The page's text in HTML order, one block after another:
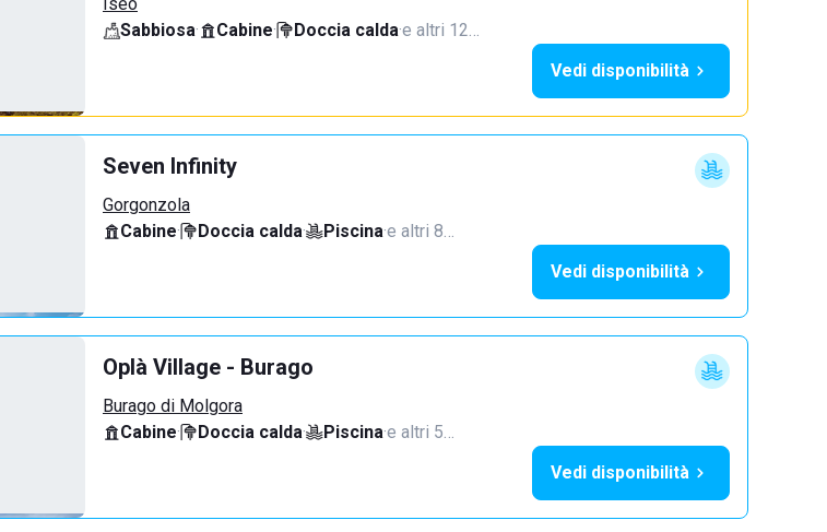
Sabbiosa· Cabine· Doccia calda·e altri 12…
Vedi disponibilità
Seven Infinity
Gorgonzola
Cabine· Doccia calda· Piscina·e altri 8…
Vedi disponibilità
Oplà Village - Burago
Burago di Molgora
Cabine· Doccia calda· Piscina·e altri 5…
Vedi disponibilità